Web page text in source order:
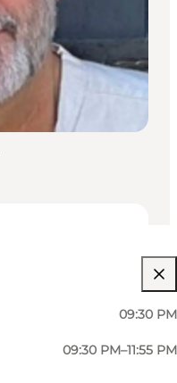
09:30 PM
09:30 PM–11:55 PM